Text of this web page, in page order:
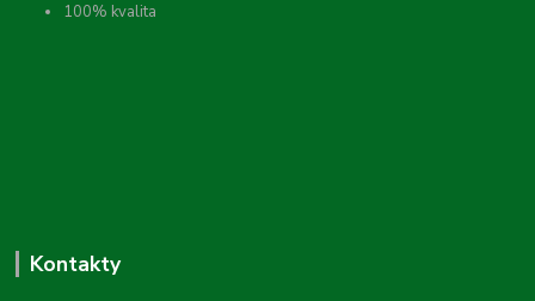
100% kvalita
Kontakty